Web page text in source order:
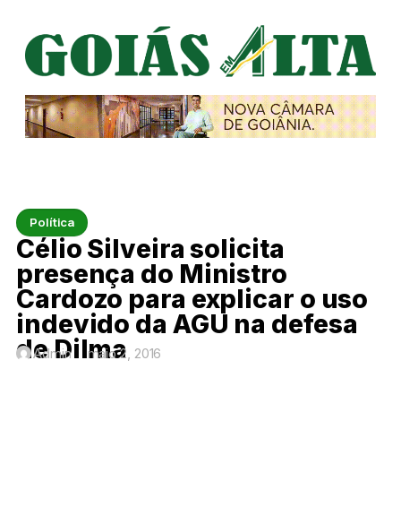
Política
Célio Silveira solicita
presença do Ministro
Cardozo para explicar o uso
indevido da AGU na defesa
de Dilma
Admin maio 2, 2016